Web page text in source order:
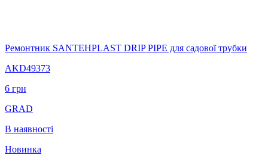
Ремонтник SANTEHPLAST DRIP PIPE для садової трубки
AKD49373
6 грн
GRAD
В наявності
Новинка